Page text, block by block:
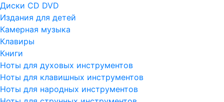
Диски CD DVD
Издания для детей
Камерная музыка
Клавиры
Книги
Ноты для духовых инструментов
Ноты для клавишных инструментов
Ноты для народных инструментов